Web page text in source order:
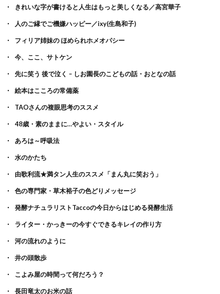
きれいな字が書けると人生はもっと美しくなる／高宮華子
人のご縁でご機嫌ハッピー／ixy(生島和子)
フィリア姉妹の ほめられホメオパシー
今、ここ、サトケン
先に笑う 後で泣く – しお園長のこどもの話・おとなの話
絵本はこころの常備薬
TAOさんの複眼思考のススメ
48歳・素のままに…やよい・スタイル
あろは～呼吸法
水のかたち
由歌利流★満タン人生のススメ「まん丸に笑おう」
色の専門家・草木裕子の色どりメッセージ
発酵ナチュラリストTaccoの今日からはじめる発酵生活
ライター・かっきーの今すぐできるキレイの作り方
河の流れのように
井の頭散歩
こよみ屋の時間って何だろう？
長田竜太のお米の話